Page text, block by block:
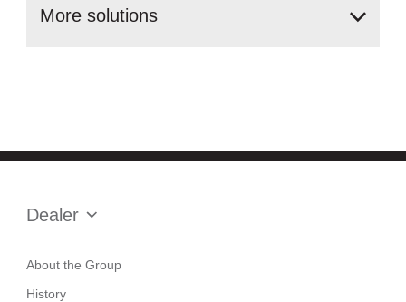
More solutions
Dealer
About the Group
History